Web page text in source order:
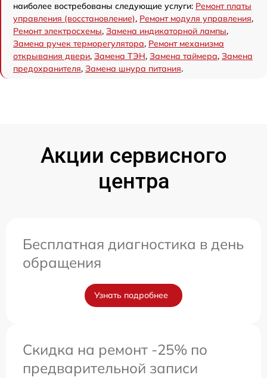
наиболее востребованы следующие услуги: Ремонт платы
управления (восстановление), Ремонт модуля управления,
Ремонт электросхемы, Замена индикаторной лампы,
Замена ручек терморегулятора, Ремонт механизма
открывания двери, Замена ТЭН, Замена таймера, Замена
предохранителя, Замена шнура питания.
Акции сервисного
центра
Бесплатная диагностика в день
обращения
Узнать подробнее
Скидка на ремонт -25% по
предварительной записи